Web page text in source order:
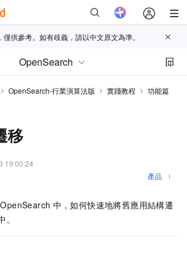
供參考。如有歧義，請以中文原文為準。
OpenSearch
OpenSearch-行業演算法版 實踐教程
功能篇
移
19:00:24
產品
OpenSearch 中，如何快速地將舊應用結構遷